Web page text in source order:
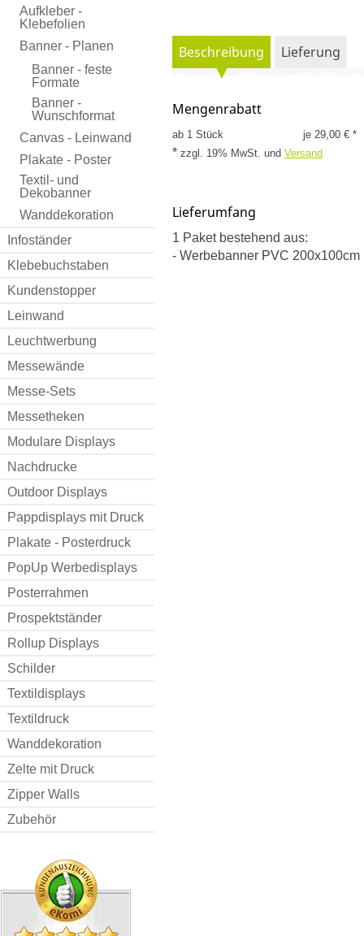
Aufkleber -
Klebefolien
Banner - Planen
Banner - feste
Formate
Banner -
Wunschformat
Canvas - Leinwand
Plakate - Poster
Textil- und
Dekobanner
Wanddekoration
Infoständer
Klebebuchstaben
Kundenstopper
Leinwand
Leuchtwerbung
Messewände
Messe-Sets
Messetheken
Modulare Displays
Nachdrucke
Outdoor Displays
Pappdisplays mit Druck
Plakate - Posterdruck
PopUp Werbedisplays
Posterrahmen
Prospektständer
Rollup Displays
Schilder
Textildisplays
Textildruck
Wanddekoration
Zelte mit Druck
Zipper Walls
Zubehör
Beschreibung Lieferung
Mengenrabatt
ab 1 Stück je 29,00 € *
* zzgl. 19% MwSt. und Versand
Lieferumfang
1 Paket bestehend aus:
- Werbebanner PVC 200x100cm